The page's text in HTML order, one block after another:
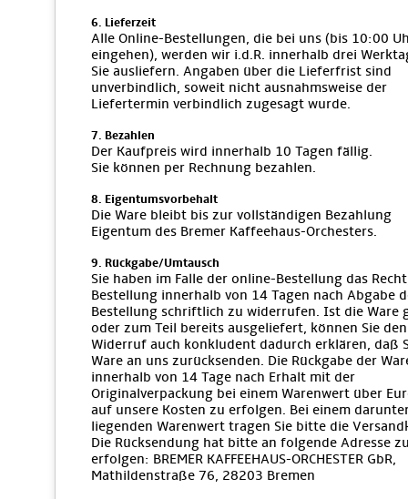
6. Lieferzeit
Alle Online-Bestellungen, die bei uns (bis 10:00
eingehen), werden wir i.d.R. innerhalb drei
Sie ausliefern. Angaben über die Lieferfrist sind
unverbindlich, soweit nicht ausnahmsweise der
Liefertermin verbindlich zugesagt wurde.
7. Bezahlen
Der Kaufpreis wird innerhalb 10 Tagen fällig.
Sie können per Rechnung bezahlen.
8. Eigentumsvorbehalt
Die Ware bleibt bis zur vollständigen Bezahlung
Eigentum des Bremer Kaffeehaus-Orchesters.
9. Rückgabe/Umtausch
Sie haben im Falle der online-Bestellung das
Bestellung innerhalb von 14 Tagen nach Abgabe
Bestellung schriftlich zu widerrufen. Ist die Ware
oder zum Teil bereits ausgeliefert, können Sie den
Widerruf auch konkludent dadurch erklären, daß
Ware an uns zurücksenden. Die Rückgabe der
innerhalb von 14 Tage nach Erhalt mit der
Originalverpackung bei einem Warenwert über
auf unsere Kosten zu erfolgen. Bei einem
liegenden Warenwert tragen Sie bitte die
Die Rücksendung hat bitte an folgende Adresse
erfolgen: BREMER KAFFEEHAUS-ORCHESTER GbR,
Mathildenstraße 76, 28203 Bremen